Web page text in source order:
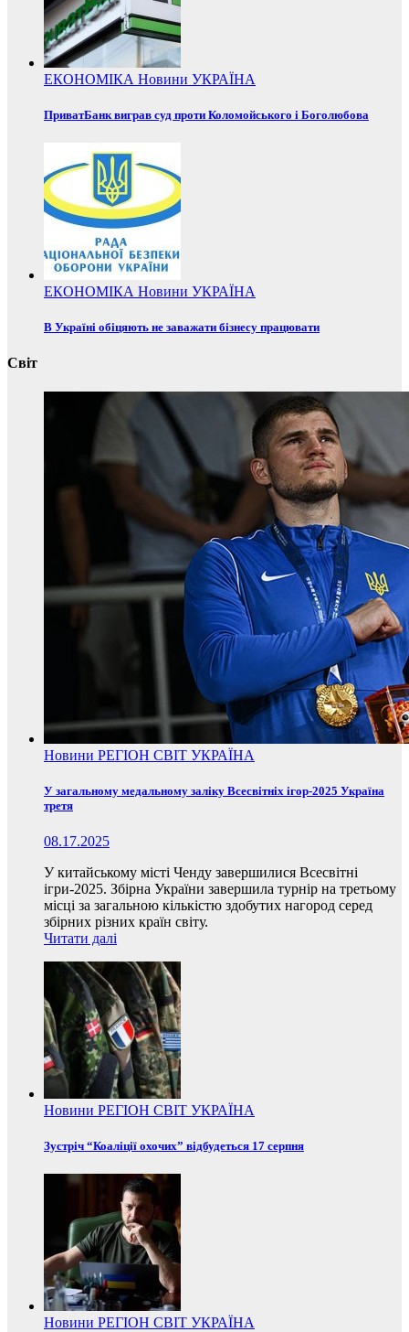
ЕКОНОМІКА Новини УКРАЇНА
ПриватБанк виграв суд проти Коломойського і Боголюбова
ЕКОНОМІКА Новини УКРАЇНА
В Україні обіцяють не заважати бізнесу працювати
Світ
Новини РЕГІОН СВІТ УКРАЇНА
У загальному медальному заліку Всесвітніх ігор-2025 Україна
третя
08.17.2025
У китайському місті Ченду завершилися Всесвітні
ігри-2025. Збірна України завершила турнір на третьому
місці за загальною кількістю здобутих нагород серед
збірних різних країн світу.
Читати далі
Новини РЕГІОН СВІТ УКРАЇНА
Зустріч “Коаліції охочих” відбудеться 17 серпня
Новини РЕГІОН СВІТ УКРАЇНА